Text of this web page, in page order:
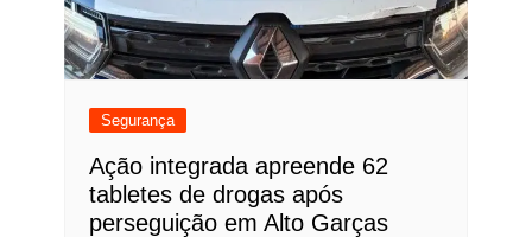
Segurança
Ação integrada apreende 62
tabletes de drogas após
perseguição em Alto Garças